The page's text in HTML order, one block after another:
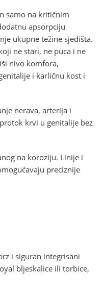
samo na kritičnim
apsorpciju
ukupne težine sjedišta.
ne stari, ne puca i ne
nivo komfora,
i karličnu kost i
nerava, arterija i
krvi u genitalije bez
na koroziju. Linije i
preciznije
i siguran integrisani
bljeskalice ili torbice,